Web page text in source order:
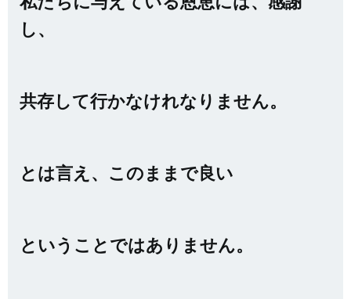
し、
共存して行かなけれなりません。
とは言え、このままで良い
ということではありません。